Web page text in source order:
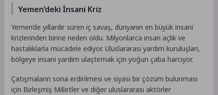
Yemen’deki İnsani Kriz
Yemen’de yıllardır süren iç savaş, dünyanın en büyük insani
krizlerinden birine neden oldu. Milyonlarca insan açlık ve
hastalıklarla mücadele ediyor. Uluslararası yardım kuruluşları,
bölgeye insani yardım ulaştırmak için yoğun çaba harcıyor.
Çatışmaların sona erdirilmesi ve siyasi bir çözüm bulunması
için Birleşmiş Milletler ve diğer uluslararası aktörler